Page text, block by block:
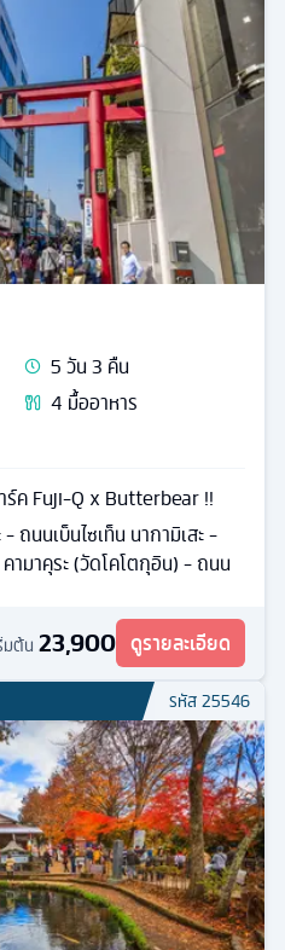
5วัน3 คืน
4 มื้ออาหาร
าร์ค Fuji-Q x Butterbear !!
- ถนนเบ็นไซเท็น นากามิเสะ -
ามาคุระ (วัดโคโตกุอิน) - ถนน
มต้น 23,900 ดูรายละเอียด
รหัส25546